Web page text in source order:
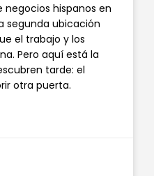
negocios hispanos en
segunda ubicación
el trabajo y los
Pero aquí está la
tarde: el
otra puerta.